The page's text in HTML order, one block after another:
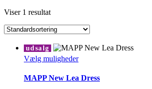
Viser 1 resultat
udsalg
Vælg mulighederDette
har
MAPP New Lea Dress